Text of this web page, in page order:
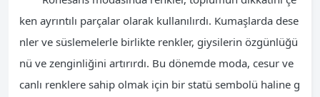
ken ayrıntılı parçalar olarak kullanılırdı. Kumaşlarda dese
nler ve süslemelerle birlikte renkler, giysilerin özgünlüğü
nü ve zenginliğini artırırdı. Bu dönemde moda, cesur ve
canlı renklere sahip olmak için bir statü sembolü haline g